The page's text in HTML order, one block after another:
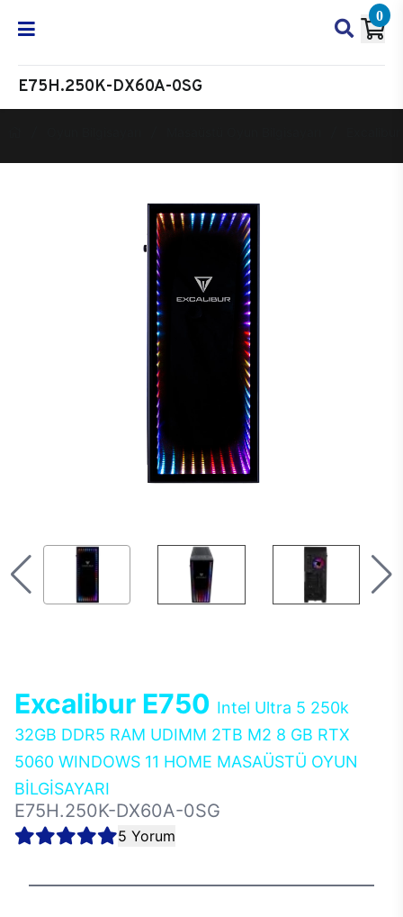
0
E75H.250K-DX60A-0SG
Excalibur E750 Intel Ultra 5 250k
32GB DDR5 RAM UDIMM 2TB M2 8 GB RTX
5060 WINDOWS 11 HOME MASAÜSTÜ OYUN
BİLGİSAYARI
E75H.250K-DX60A-0SG
5 Yorum